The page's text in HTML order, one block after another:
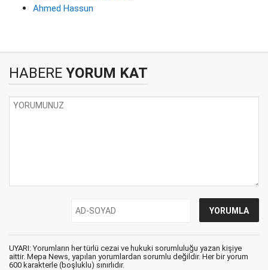
Ahmed Hassun
HABERE YORUM KAT
UYARI: Yorumların her türlü cezai ve hukuki sorumluluğu yazan kişiye
aittir. Mepa News, yapılan yorumlardan sorumlu değildir. Her bir yorum
600 karakterle (boşluklu) sınırlıdır.